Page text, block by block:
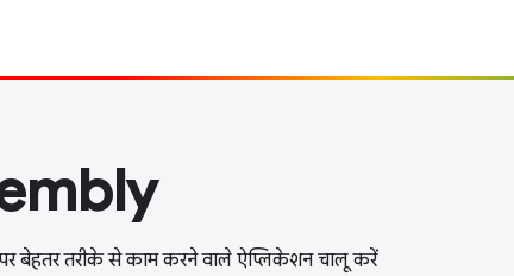
बेहतर तरीके से काम करने वाले ऐप्लिकेशन चालू करें